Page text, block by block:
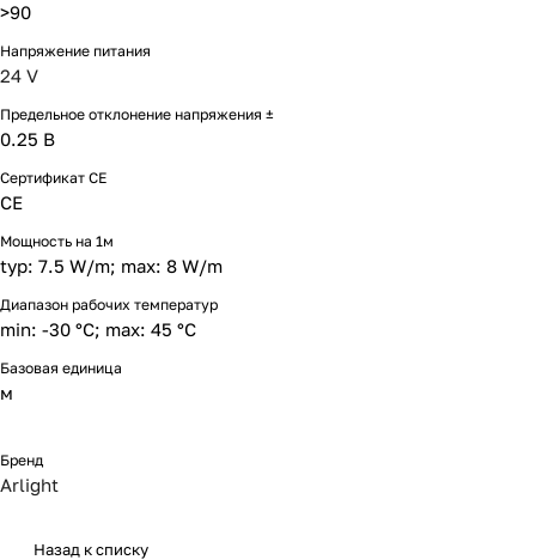
>90
Напряжение питания
24 V
Предельное отклонение напряжения ±
0.25 В
Сертификат CE
CE
Мощность на 1м
typ: 7.5 W/m; max: 8 W/m
Диапазон рабочих температур
min: -30 °C; max: 45 °C
Базовая единица
м
Бренд
Arlight
Назад к списку